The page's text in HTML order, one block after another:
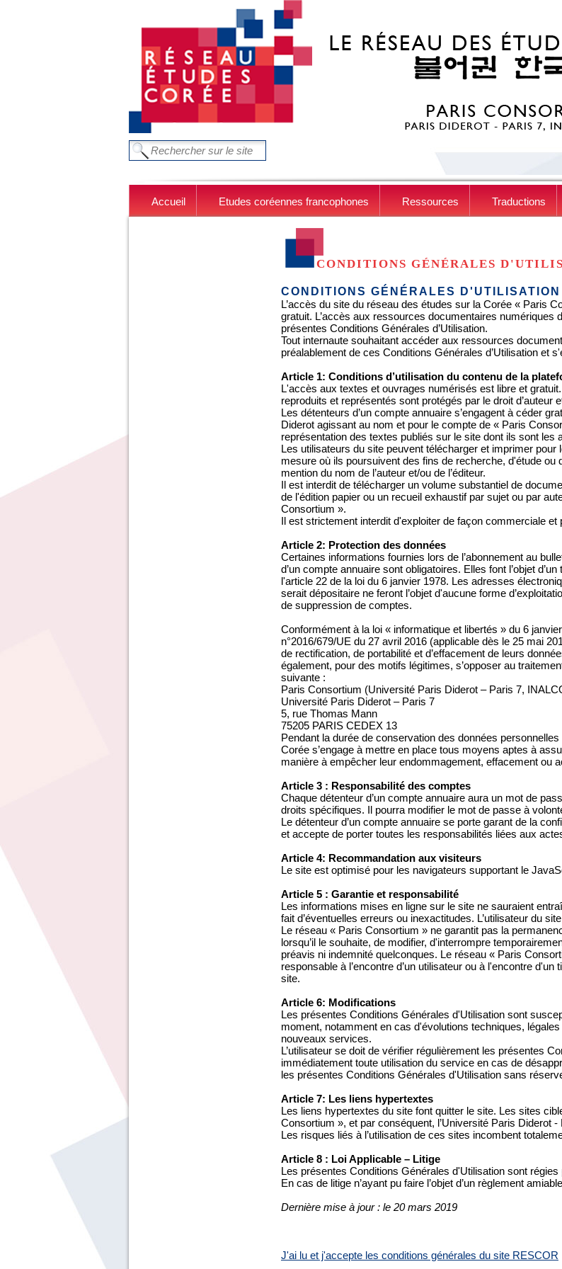
FORMULAIRE DE RECHERCHE
Chercher dans ce site
Accueil Etudes coréennes francophones Ressources Traductions
CONDITIONS GÉNÉRALES
CONDITIONS GÉNÉRALES D'UTILISATION
L’accès du site du réseau des études sur la Corée « Paris
gratuit. L’accès aux ressources documentaires
présentes Conditions Générales d’Utilisation.
Tout internaute souhaitant accéder aux ressources
préalablement de ces Conditions Générales d’Utilisation et
Article 1: Conditions d’utilisation du contenu de la
L'accès aux textes et ouvrages numérisés est libre et
reproduits et représentés sont protégés par le droit d’auteur
Les détenteurs d’un compte annuaire s’engagent à céder
Diderot agissant au nom et pour le compte de « Paris
représentation des textes publiés sur le site dont ils sont les
Les utilisateurs du site peuvent télécharger et imprimer
mesure où ils poursuivent des fins de recherche, d'étude
mention du nom de l’auteur et/ou de l’éditeur.
Il est interdit de télécharger un volume substantiel de
de l'édition papier ou un recueil exhaustif par sujet ou par
Consortium ».
Il est strictement interdit d'exploiter de façon commerciale et
Article 2: Protection des données
Certaines informations fournies lors de l’abonnement au
d’un compte annuaire sont obligatoires. Elles font l’objet
l'article 22 de la loi du 6 janvier 1978. Les adresses
serait dépositaire ne feront l’objet d'aucune forme
de suppression de comptes.
Conformément à la loi « informatique et libertés » du 6
n°2016/679/UE du 27 avril 2016 (applicable dès le 25 mai
de rectification, de portabilité et d’effacement de leurs
également, pour des motifs légitimes, s’opposer au
suivante :
Paris Consortium (Université Paris Diderot – Paris 7,
Université Paris Diderot – Paris 7
5, rue Thomas Mann
75205 PARIS CEDEX 13
Pendant la durée de conservation des données
Corée s’engage à mettre en place tous moyens aptes à
manière à empêcher leur endommagement, effacement ou
Article 3 : Responsabilité des comptes
Chaque détenteur d’un compte annuaire aura un mot de
droits spécifiques. Il pourra modifier le mot de passe à
Le détenteur d’un compte annuaire se porte garant de la
et accepte de porter toutes les responsabilités liées aux
Article 4: Recommandation aux visiteurs
Le site est optimisé pour les navigateurs supportant le
Article 5 : Garantie et responsabilité
Les informations mises en ligne sur le site ne sauraient
fait d’éventuelles erreurs ou inexactitudes. L’utilisateur du
Le réseau « Paris Consortium » ne garantit pas la
lorsqu’il le souhaite, de modifier, d'interrompre
préavis ni indemnité quelconques. Le réseau « Paris
responsable à l’encontre d’un utilisateur ou à l'encontre
site.
Article 6: Modifications
Les présentes Conditions Générales d'Utilisation sont
moment, notamment en cas d'évolutions techniques,
nouveaux services.
L’utilisateur se doit de vérifier régulièrement les présentes
immédiatement toute utilisation du service en cas de
les présentes Conditions Générales d'Utilisation sans
Article 7: Les liens hypertextes
Les liens hypertextes du site font quitter le site. Les sites
Consortium », et par conséquent, l’Université Paris Diderot
Les risques liés à l’utilisation de ces sites incombent
Article 8 : Loi Applicable – Litige
Les présentes Conditions Générales d'Utilisation sont régies
En cas de litige n’ayant pu faire l’objet d’un règlement
Dernière mise à jour : le 20 mars 2019
J'ai lu et j'accepte les conditions générales du site RESCOR